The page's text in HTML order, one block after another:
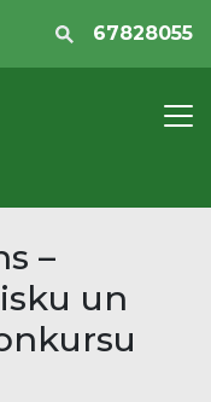
67828055
–
un